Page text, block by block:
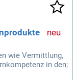
wie Vermittlung,
in den;